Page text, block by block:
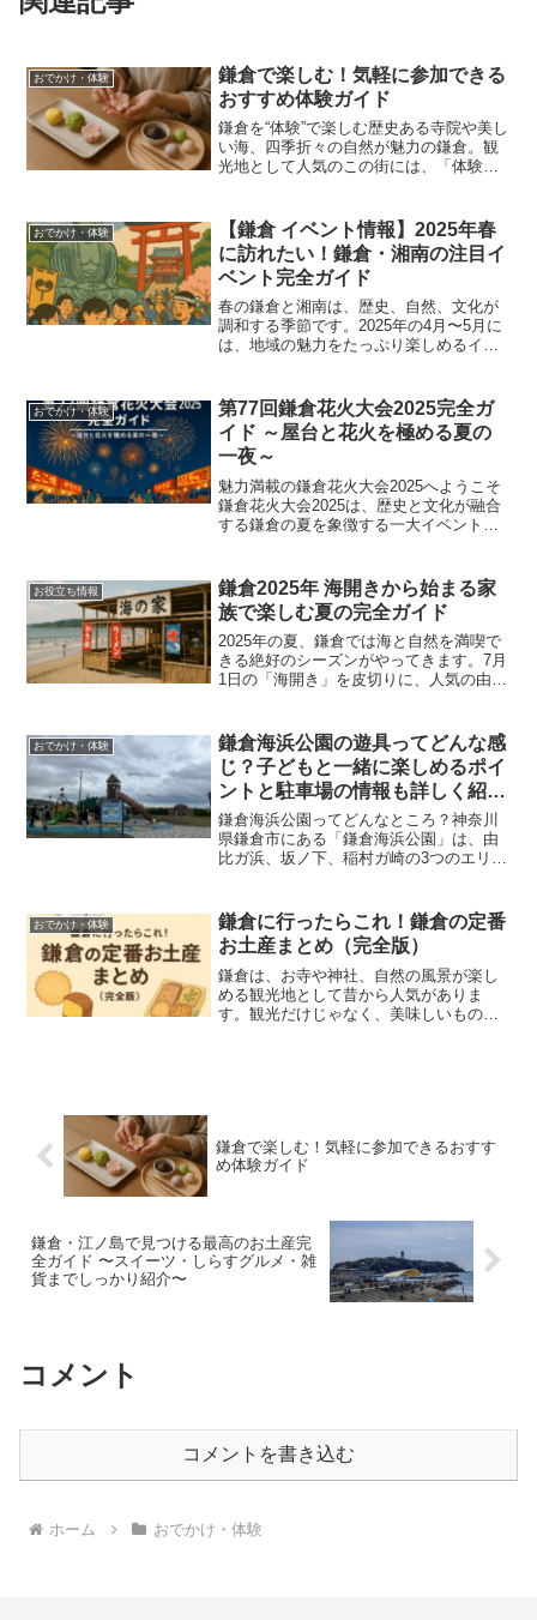
おでかけ・体験
鎌倉で楽しむ！気軽に参加できる
おすすめ体験ガイド
鎌倉を“体験”で楽しむ歴史ある寺院や美し
い海、四季折々の自然が魅力の鎌倉。観
光地として人気のこの街には、「体験」
初心者でも気軽に参加できる、文化・ク
ラフト・グルメ・自然...
おでかけ・体験
【鎌倉 イベント情報】2025年春
に訪れたい！鎌倉・湘南の注目イ
ベント完全ガイド
春の鎌倉と湘南は、歴史、自然、文化が
調和する季節です。2025年の4月〜5月に
は、地域の魅力をたっぷり楽しめるイベ
ーゲット層をわかりやすく整理し、春の
旅の計画に役立つ情...
おでかけ・体験
第77回鎌倉花火大会2025完全ガ
イド ～屋台と花火を極める夏の
一夜～
魅力満載の鎌倉花火大会2025へようこそ
鎌倉花火大会2025は、歴史と文化が融合
する鎌倉の夏を象徴する一大イベントで
なる由比ガ浜と材木座の海岸では、約
2,...
お役立ち情報
鎌倉2025年 海開きから始まる家
族で楽しむ夏の完全ガイド
2025年の夏、鎌倉では海と自然を満喫で
きる絶好のシーズンがやってきます。7月
1日の「海開き」を皮切りに、人気の由比
向けの設備やイベントが充実した鎌倉の
海辺は、毎年多...
おでかけ・体験
鎌倉海浜公園の遊具ってどんな感
じ？子どもと一緒に楽しめるポイ
ントと駐車場の情報も詳しく紹
介！
鎌倉海浜公園ってどんなところ？神奈川
県鎌倉市にある「鎌倉海浜公園」は、由
比ガ浜、坂ノ下、稲村ガ崎の3つのエリア
害がある子もない子も一緒に遊べる“イン
クルーシブ遊具”がそ...
おでかけ・体験
鎌倉に行ったらこれ！鎌倉の定番
お土産まとめ（完全版）
鎌倉は、お寺や神社、自然の風景が楽し
める観光地として昔から人気がありま
す。観光だけじゃなく、美味しいものや
鎌倉で楽しむ！気軽に参加できるおすす
め体験ガイド
鎌倉・江ノ島で見つける最高のお土産完
全ガイド 〜スイーツ・しらすグルメ・雑
貨までしっかり紹介〜
コメント
コメントを書き込む
ホーム おでかけ・体験